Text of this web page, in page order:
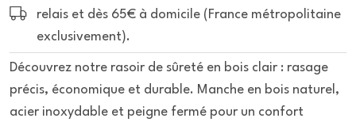
relais et dès 65€ à domicile (France métropolitaine
exclusivement).
Découvrez notre rasoir de sûreté en bois clair : rasage
précis, économique et durable. Manche en bois naturel,
acier inoxydable et peigne fermé pour un confort